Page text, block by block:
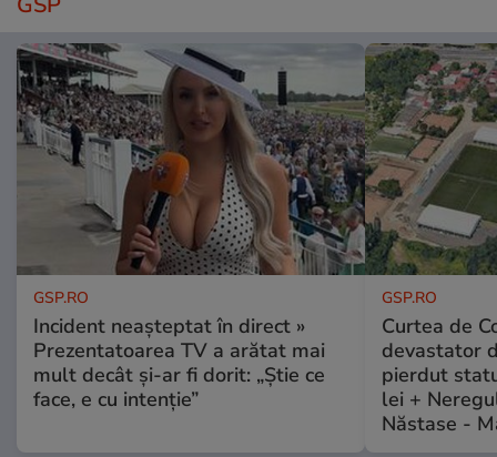
GSP.RO
Incident neașteptat în direct »
Prezentatoarea TV a arătat mai
mult decât și-ar fi dorit: „Știe ce
face, e cu intenție”
GSP.RO
Curtea de
devastator
pierdut
lei +
Năstase -